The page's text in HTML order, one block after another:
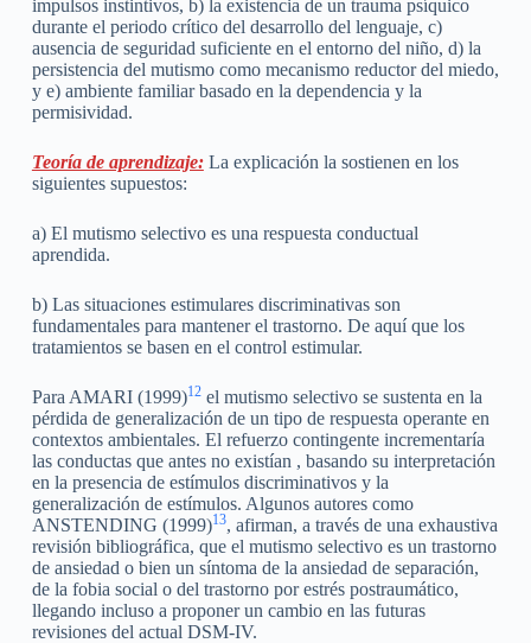
impulsos instintivos, b) la existencia de un trauma psíquico
durante el periodo crítico del desarrollo del lenguaje, c)
ausencia de seguridad suficiente en el entorno del niño, d) la
persistencia del mutismo como mecanismo reductor del miedo,
y e) ambiente familiar basado en la dependencia y la
permisividad.
Teoría de aprendizaje: La explicación la sostienen en los
siguientes supuestos:
a) El mutismo selectivo es una respuesta conductual
aprendida.
b) Las situaciones estimulares discriminativas son
fundamentales para mantener el trastorno. De aquí que los
tratamientos se basen en el control estimular.
Para AMARI (1999)12el mutismo selectivo se sustenta en la
pérdida de generalización de un tipo de respuesta operante en
contextos ambientales. El refuerzo contingente incrementaría
las conductas que antes no existían , basando su interpretación
en la presencia de estímulos discriminativos y la
generalización de estímulos. Algunos autores como
ANSTENDING (1999)13, afirman, a través de una exhaustiva
revisión bibliográfica, que el mutismo selectivo es un trastorno
de ansiedad o bien un síntoma de la ansiedad de separación,
de la fobia social o del trastorno por estrés postraumático,
llegando incluso a proponer un cambio en las futuras
revisiones del actual DSM-IV.